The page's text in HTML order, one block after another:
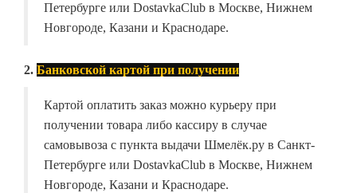
Петербурге или DostavkaClub в Москве, Нижнем
Новгороде, Казани и Краснодаре.
2. Банковской картой при получении
Картой оплатить заказ можно курьеру при
получении товара либо кассиру в случае
самовывоза с пункта выдачи Шмелёк.ру в Санкт-
Петербурге или DostavkaClub в Москве, Нижнем
Новгороде, Казани и Краснодаре.